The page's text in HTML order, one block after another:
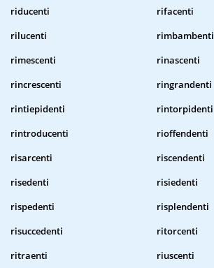
riducenti
rifacenti
rilucenti
rimbambenti
rimescenti
rinascenti
rincrescenti
ringrandenti
rintiepidenti
rintorpidenti
rintroducenti
rioffendenti
risarcenti
riscendenti
risedenti
risiedenti
rispedenti
risplendenti
risuccedenti
ritorcenti
ritraenti
riuscenti